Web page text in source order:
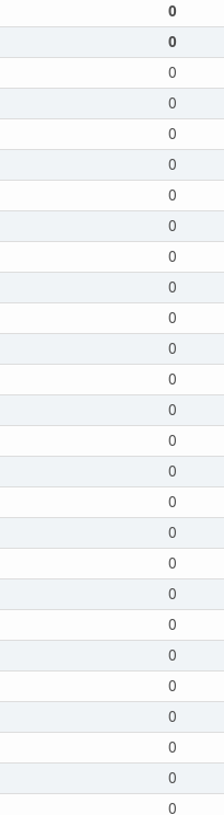
0
0
0
0
0
0
0
0
0
0
0
0
0
0
0
0
0
0
0
0
0
0
0
0
0
0
0